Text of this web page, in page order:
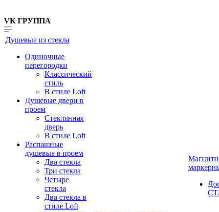
VK ГРУППА
Душевые из стекла
Одиночные
перегородки
Классический
стиль
В стиле Loft
Душевые двери в
проем
Стеклянная
дверь
В стиле Loft
Распашные
душевые в проем
Два стекла
Три стекла
Четыре
стекла
Два стекла в
стиле Loft